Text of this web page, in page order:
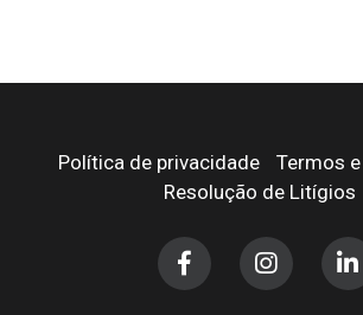
Política de privacidade
Termos
Resolução de Litígios